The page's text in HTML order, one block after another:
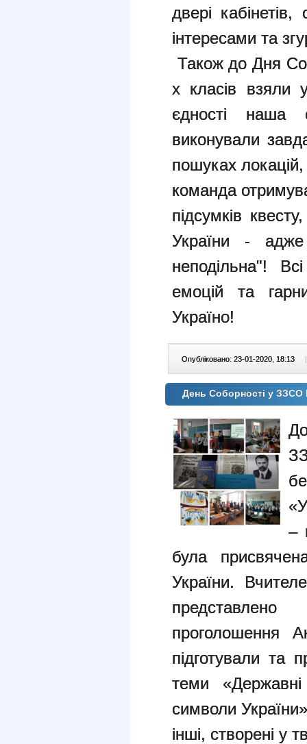
двері
інтересами та
Також до Дня
х класів взяли
єдності наша
виконували
пошуках
команда
підсумків
України -
неподільна"!
емоцій та
Україно!
Опубліковано: 23-01-2020, 18:13 |
День Соборності у
–
була
України.
проголошення
підготували та
теми
символи
інші, створені у